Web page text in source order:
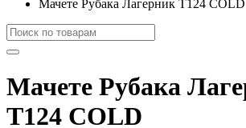
Мачете Рубака Лагерник T124 COLD
Мачете Рубака
T124 COLD